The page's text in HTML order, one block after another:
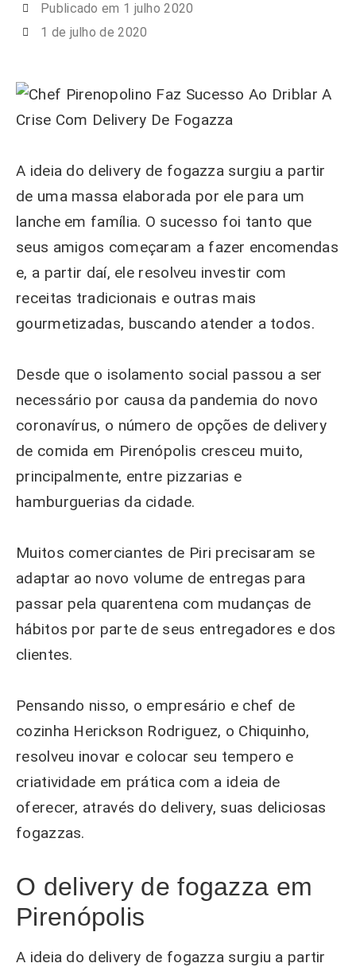
Publicado em 1 julho 2020
1 de julho de 2020
A ideia do delivery de fogazza surgiu a partir
de uma massa elaborada por ele para um
lanche em família. O sucesso foi tanto que
seus amigos começaram a fazer encomendas
e, a partir daí, ele resolveu investir com
receitas tradicionais e outras mais
gourmetizadas, buscando atender a todos.
Desde que o isolamento social passou a ser
necessário por causa da pandemia do novo
coronavírus, o número de opções de delivery
de comida em Pirenópolis cresceu muito,
principalmente, entre pizzarias e
hamburguerias da cidade.
Muitos comerciantes de Piri precisaram se
adaptar ao novo volume de entregas para
passar pela quarentena com mudanças de
hábitos por parte de seus entregadores e dos
clientes.
Pensando nisso, o empresário e chef de
cozinha Herickson Rodriguez, o Chiquinho,
resolveu inovar e colocar seu tempero e
criatividade em prática com a ideia de
oferecer, através do delivery, suas deliciosas
fogazzas.
O delivery de fogazza em
Pirenópolis
A ideia do delivery de fogazza surgiu a partir